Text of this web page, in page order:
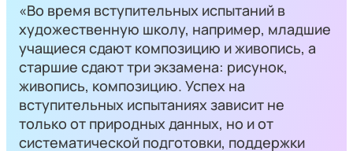
«Во время вступительных испытаний в
художественную школу, например, младшие
учащиеся сдают композицию и живопись, а
старшие сдают три экзамена: рисунок,
живопись, композицию. Успех на
вступительных испытаниях зависит не
только от природных данных, но и от
систематической подготовки, поддержки